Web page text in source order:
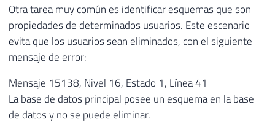
Otra tarea muy común es identificar esquemas que son
propiedades de determinados usuarios. Este escenario
evita que los usuarios sean eliminados, con el siguiente
mensaje de error:
Mensaje 15138, Nivel 16, Estado 1, Línea 41
La base de datos principal posee un esquema en la base
de datos y no se puede eliminar.